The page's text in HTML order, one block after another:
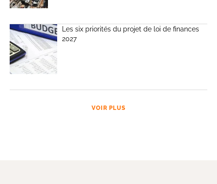
Les six priorités du projet de loi de finances
2027
VOIR PLUS